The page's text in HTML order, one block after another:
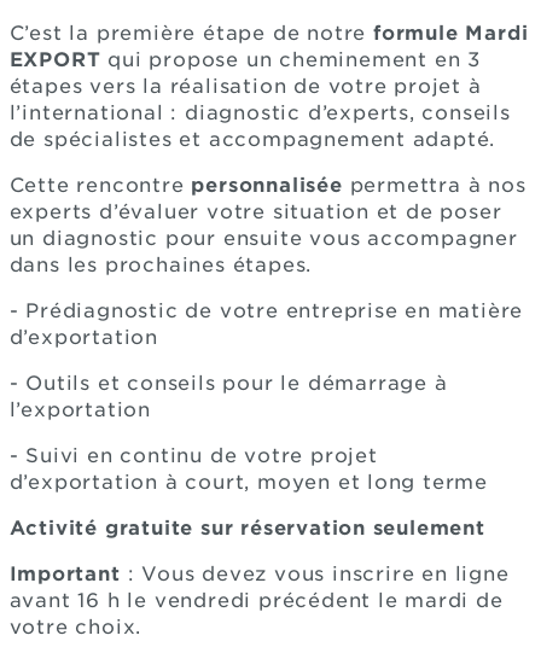
C’est la première étape de notre formule Mardi
EXPORT qui propose un cheminement en 3
étapes vers la réalisation de votre projet à
l’international : diagnostic d’experts, conseils
de spécialistes et accompagnement adapté.
Cette rencontre personnalisée permettra à nos
experts d’évaluer votre situation et de poser
un diagnostic pour ensuite vous accompagner
dans les prochaines étapes.
- Prédiagnostic de votre entreprise en matière
d’exportation
- Outils et conseils pour le démarrage à
l’exportation
- Suivi en continu de votre projet
d’exportation à court, moyen et long terme
Activité gratuite sur réservation seulement
Important : Vous devez vous inscrire en ligne
avant 16 h le vendredi précédent le mardi de
votre choix.